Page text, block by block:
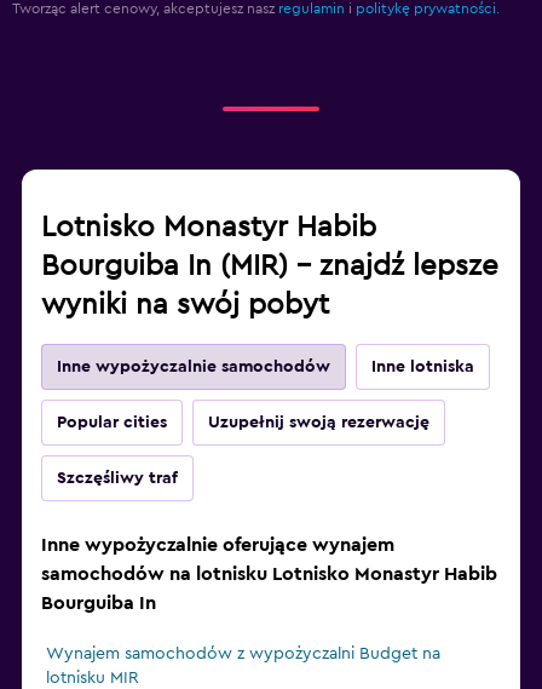
Tworząc alert cenowy, akceptujesz nasz regulamin i politykę prywatności.
Lotnisko Monastyr Habib
Bourguiba In (MIR) – znajdź lepsze
wyniki na swój pobyt
Inne wypożyczalnie samochodów Inne lotniska
Popular cities Uzupełnij swoją rezerwację
Szczęśliwy traf
Inne wypożyczalnie oferujące wynajem
samochodów na lotnisku Lotnisko Monastyr Habib
Bourguiba In
Wynajem samochodów z wypożyczalni Budget na
lotnisku MIR